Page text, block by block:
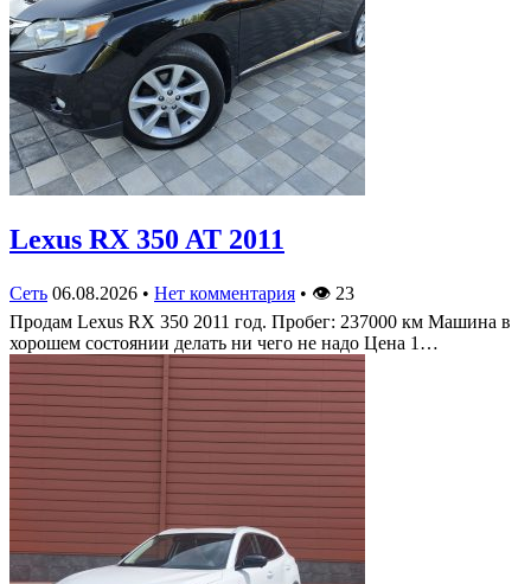
Lexus RX 350 AT 2011
Сеть 06.08.2026 • Нет комментария • 👁 23
Продам Lexus RX 350 2011 год. Пробег: 237000 км Машина в
хорошем состоянии делать ни чего не надо Цена 1…